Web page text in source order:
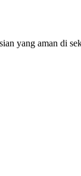
yang aman di